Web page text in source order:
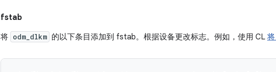
fstab
将 odm_dlkm 的以下条目添加到 fstab。根据设备更改标志。例如，使用 CL